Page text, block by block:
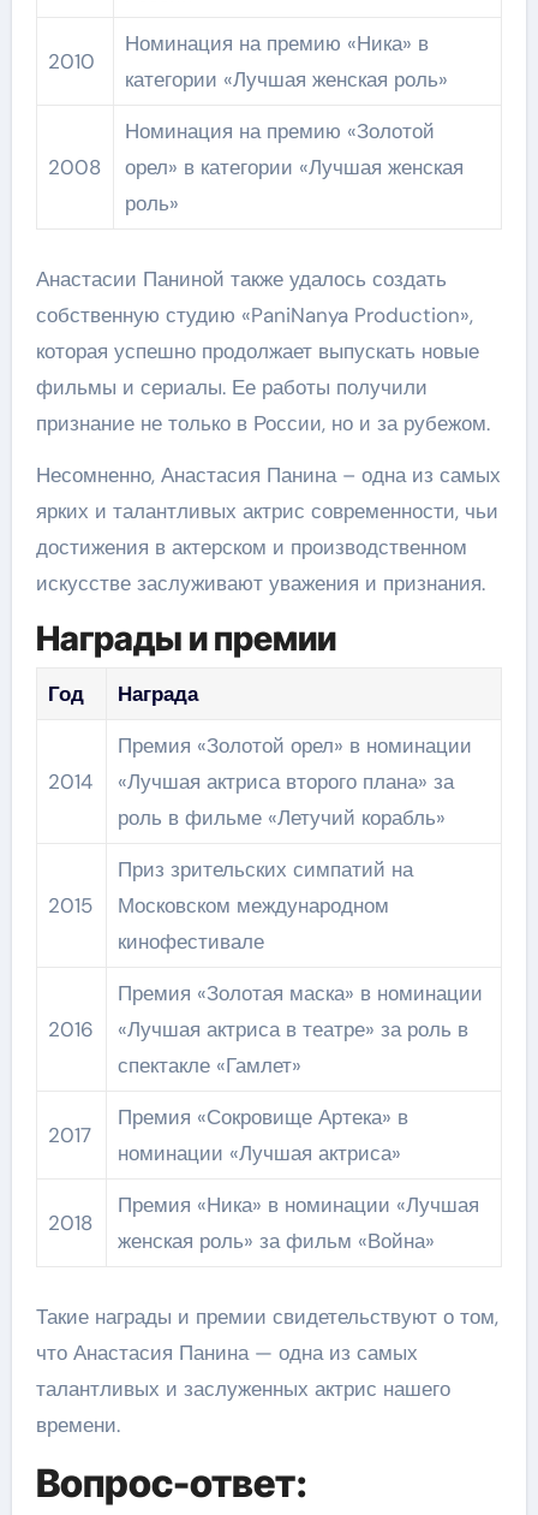
2010
Номинация на премию «Ника» в
категории «Лучшая женская роль»
2008
Номинация на премию «Золотой
орел» в категории «Лучшая женская
роль»
Анастасии Паниной также удалось создать
собственную студию «PaniNanya Production»,
которая успешно продолжает выпускать новые
фильмы и сериалы. Ее работы получили
признание не только в России, но и за рубежом.
Несомненно, Анастасия Панина – одна из самых
ярких и талантливых актрис современности, чьи
достижения в актерском и производственном
искусстве заслуживают уважения и признания.
Награды и премии
Год Награда
2014
Премия «Золотой орел» в номинации
«Лучшая актриса второго плана» за
роль в фильме «Летучий корабль»
2015
Приз зрительских симпатий на
Московском международном
кинофестивале
2016
Премия «Золотая маска» в номинации
«Лучшая актриса в театре» за роль в
спектакле «Гамлет»
2017
Премия «Сокровище Артека» в
номинации «Лучшая актриса»
2018
Премия «Ника» в номинации «Лучшая
женская роль» за фильм «Война»
Такие награды и премии свидетельствуют о том,
что Анастасия Панина — одна из самых
талантливых и заслуженных актрис нашего
времени.
Вопрос-ответ: